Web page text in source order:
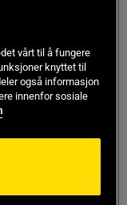
Pro fra
bruk og krevende
vårt til å fungere
knyttet til
også informasjon
innenfor sosiale